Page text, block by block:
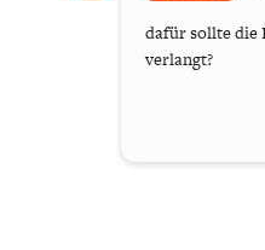
dafür sollte die
verlangt?